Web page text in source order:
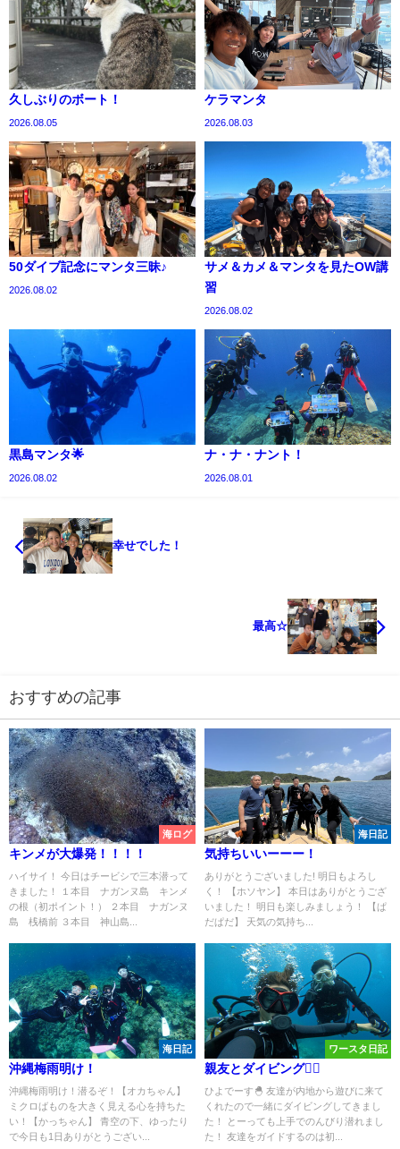
久しぶりのボート！
2026.08.05
ケラマンタ
2026.08.03
50ダイブ記念にマンタ三昧♪
2026.08.02
サメ＆カメ＆マンタを見たOW講
習
2026.08.02
黒島マンタ🌟
2026.08.02
ナ・ナ・ナント！
2026.08.01
幸せでした！
最高☆
おすすめの記事
海ログ
キンメが大爆発！！！！
ハイサイ！ 今日はチービシで三本潜って
きました！ １本目 ナガンヌ島 キンメ
の根（初ポイント！） ２本目 ナガンヌ
島 桟橋前 ３本目 神山島...
海日記
気持ちいいーーー！
ありがとうございました! 明日もよろし
く！ 【ホソヤン】 本日はありがとうござ
いました！ 明日も楽しみましょう！ 【ぱ
だぱだ】 天気の気持ち...
海日記
沖縄梅雨明け！
沖縄梅雨明け！潜るぞ！【オカちゃん】
ミクロばものを大きく見える心を持ちた
い！【かっちゃん】 青空の下、ゆったり
で今日も1日ありがとうござい...
ワースタ日記
親友とダイビング👯‍♀️
ひよでーす🐣 友達が内地から遊びに来て
くれたので一緒にダイビングしてきまし
た！ とーっても上手でのんびり潜れまし
た！ 友達をガイドするのは初...